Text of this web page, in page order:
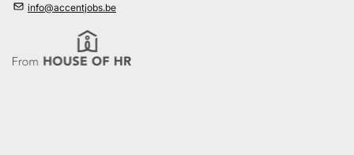
info@accentjobs.be